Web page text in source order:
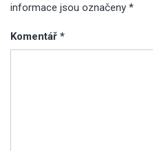
informace jsou označeny *
Komentář *